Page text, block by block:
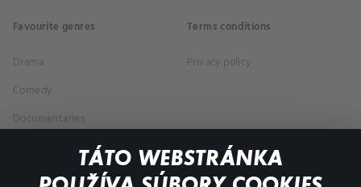
TÁTO WEBSTRÁNKA
Favourite genres
Drama
Comedy
Documentaries
Terms conditions
Privacy policy